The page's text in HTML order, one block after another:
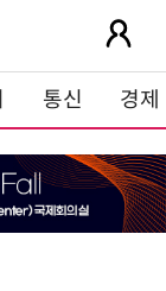
통신 경제